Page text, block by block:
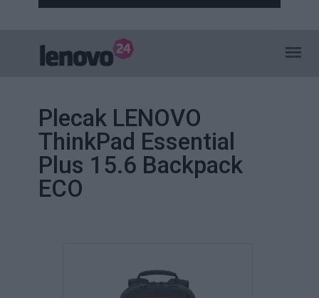
Plecak LENOVO
ThinkPad Essential
Plus 15.6 Backpack
ECO